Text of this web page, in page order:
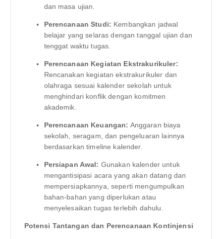
dan masa ujian.
Perencanaan Studi: Kembangkan jadwal
belajar yang selaras dengan tanggal ujian dan
tenggat waktu tugas.
Perencanaan Kegiatan Ekstrakurikuler:
Rencanakan kegiatan ekstrakurikuler dan
olahraga sesuai kalender sekolah untuk
menghindari konflik dengan komitmen
akademik.
Perencanaan Keuangan: Anggaran biaya
sekolah, seragam, dan pengeluaran lainnya
berdasarkan timeline kalender.
Persiapan Awal: Gunakan kalender untuk
mengantisipasi acara yang akan datang dan
mempersiapkannya, seperti mengumpulkan
bahan-bahan yang diperlukan atau
menyelesaikan tugas terlebih dahulu.
Potensi Tantangan dan Perencanaan Kontinjensi